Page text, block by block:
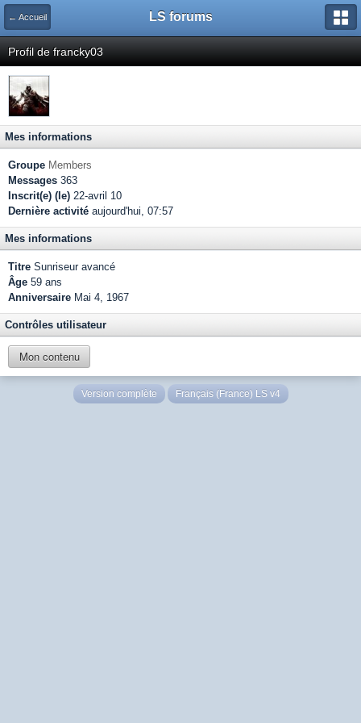
← Accueil LS forums
Profil de francky03
Mes informations
Groupe Members
Messages 363
Inscrit(e) (le) 22-avril 10
Dernière activité aujourd'hui, 07:57
Mes informations
Titre Sunriseur avancé
Âge 59 ans
Anniversaire Mai 4, 1967
Contrôles utilisateur
Mon contenu
Version complète Français (France) LS v4